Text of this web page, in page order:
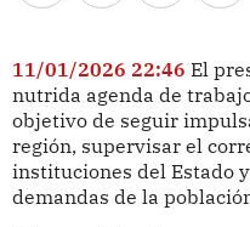
11/01/2026 22:46 El
nutrida agenda de
objetivo de seguir
región, supervisar el
instituciones del Estado
demandas de la